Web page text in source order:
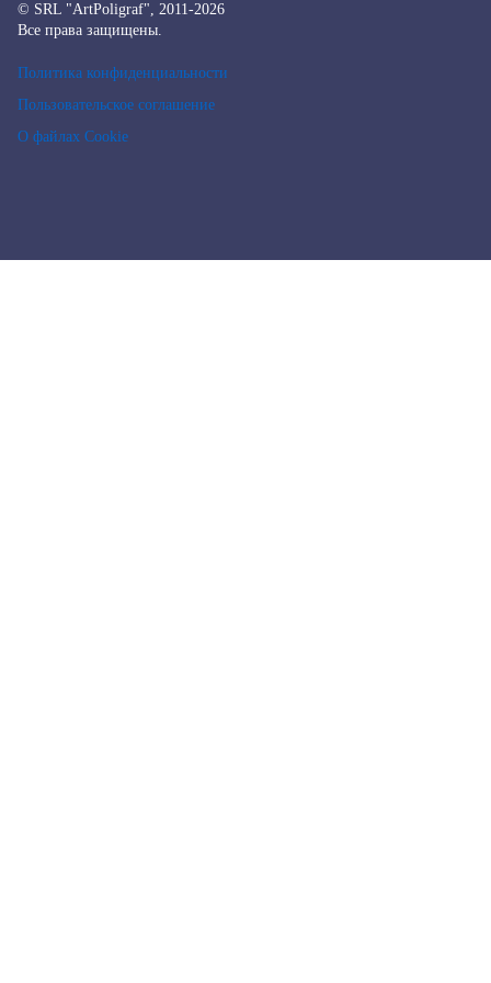
© SRL "ArtPoligraf", 2011-2026
Все права защищены.
Политика конфиденциальности
Пользовательское соглашение
О файлах Cookie